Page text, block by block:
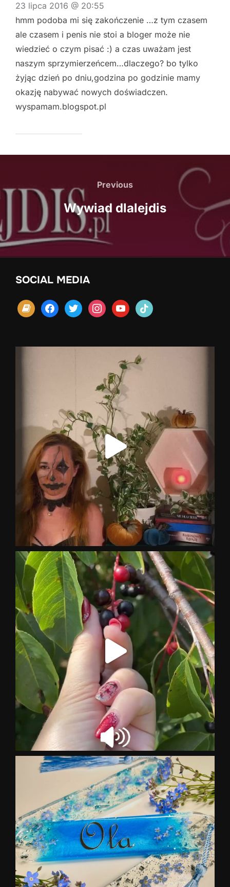
23 lipca 2016 @ 20:55
hmm podoba mi się zakończenie …z tym czasem
ale czasem i penis nie stoi a bloger może nie
wiedzieć o czym pisać :) a czas uważam jest
naszym sprzymierzeńcem…dlaczego? bo tylko
żyjąc dzień po dniu,godzina po godzinie mamy
okazję nabywać nowych doświadczen.
wyspamam.blogspot.pl
wpisu
Previous
Previous
Wywiad dlalejdis
SOCIAL MEDIA
book facebooktwitter instagramyoutubetiktok